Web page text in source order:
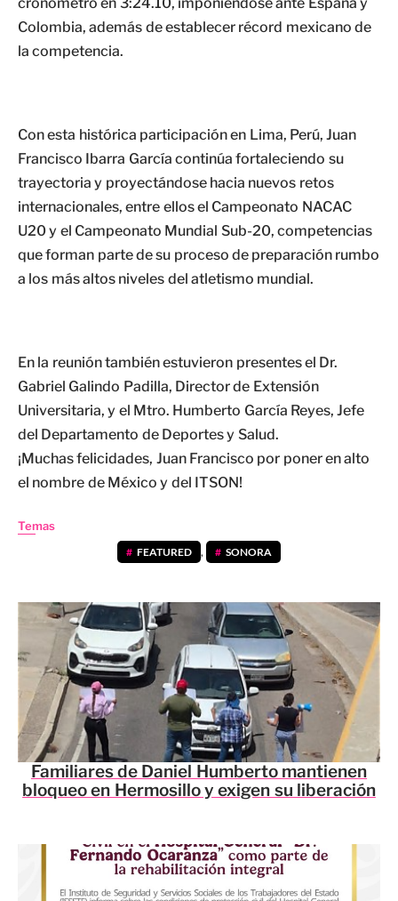
Colombia, además de establecer récord mexicano de
la competencia.
Con esta histórica participación en Lima, Perú, Juan
Francisco Ibarra García continúa fortaleciendo su
trayectoria y proyectándose hacia nuevos retos
internacionales, entre ellos el Campeonato NACAC
U20 y el Campeonato Mundial Sub-20, competencias
que forman parte de su proceso de preparación rumbo
a los más altos niveles del atletismo mundial.
En la reunión también estuvieron presentes el Dr.
Gabriel Galindo Padilla, Director de Extensión
Universitaria, y el Mtro. Humberto García Reyes, Jefe
del Departamento de Deportes y Salud.
¡Muchas felicidades, Juan Francisco por poner en alto
el nombre de México y del ITSON!
Temas
FEATURED , SONORA
Familiares de Daniel Humberto mantienen
bloqueo en Hermosillo y exigen su liberación